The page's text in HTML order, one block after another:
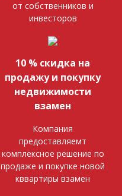
от собственников и
инвесторов
10 % скидка на
продажу и покупку
недвижимости
взамен
Компания
предоставляемт
комплексное решение по
продаже и покупке новой
кввартиры взамен